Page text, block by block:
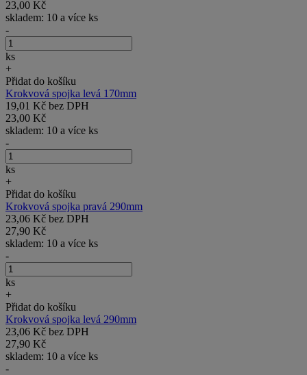
23,00 Kč
skladem: 10 a více ks
-
ks
+
Přidat do košíku
Krokvová spojka levá 170mm
19,01 Kč bez DPH
23,00 Kč
skladem: 10 a více ks
-
ks
+
Přidat do košíku
Krokvová spojka pravá 290mm
23,06 Kč bez DPH
27,90 Kč
skladem: 10 a více ks
-
ks
+
Přidat do košíku
Krokvová spojka levá 290mm
23,06 Kč bez DPH
27,90 Kč
skladem: 10 a více ks
-